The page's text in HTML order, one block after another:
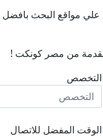
علي مواقع البحث
من مصر كونكت !
التخصص
الوقت المفضل للاتصال